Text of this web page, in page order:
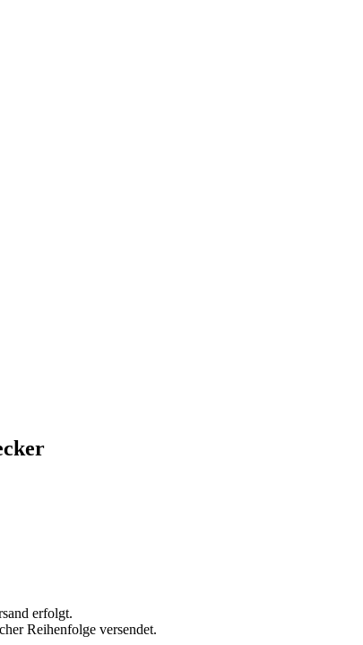
erfolgt.
Reihenfolge versendet.